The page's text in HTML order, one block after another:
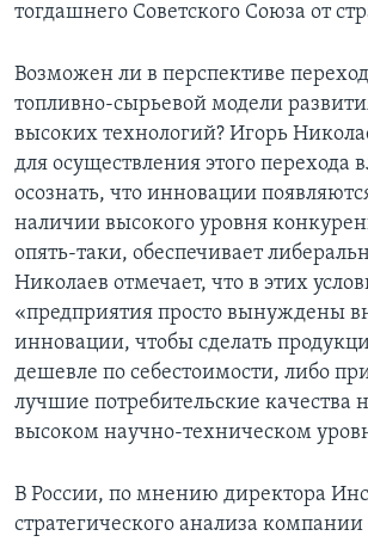
тогдашнего Советского Союза от
Возможен ли в перспективе
топливно-сырьевой модели
высоких технологий? Игорь
для осуществления этого перехода
осознать, что инновации
наличии высокого уровня
опять-таки, обеспечивает
Николаев отмечает, что в этих
«предприятия просто вынуждены
инновации, чтобы сделать
дешевле по себестоимости, либо
лучшие потребительские качества
высоком научно-техническом
В России, по мнению директора
стратегического анализа